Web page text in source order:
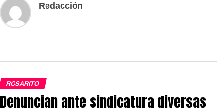
Redacción
ROSARITO
Denuncian ante sindicatura diversas